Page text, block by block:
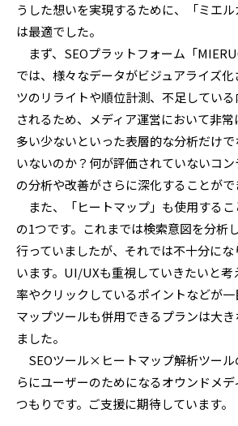
うした想いを実現するために、「ミエル
は最適でした。
まず、SEOプラットフォーム「
では、様々なデータがビジュアライズ
ツのリライトや順位計測、不足してい
されるため、メディア運営において非
多い少ないといった表層的な分析だけ
いないのか？何が評価されていないコ
の分析や改善がさらに深化することがで
また、「ヒートマップ」も使用する
の1つです。これまでは検索意図を分析
行っていましたが、それでは不十分に
います。UI/UXも重視していきたいと考
率やクリックしているポイントなどが
マップツールも併用できるプランは大
ました。
SEOツール×ヒートマップ解析ツール
らにユーザーのためになるオウンドメ
つもりです。ご支援に期待しています。